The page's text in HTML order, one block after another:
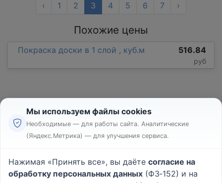
‹ 1 2 3 4 5 6 7 ›
Похожие цены
Покраска доски в 1 слой , куб.м 516.84
руб
Реклама
Пользовательское соглашение
Политика конфиденциальности
Мы используем файлы cookies
Необходимые — для работы сайта. Аналитические
(Яндекс.Метрика) — для улучшения сервиса.
Нажимая «Принять все», вы даёте согласие на
обработку персональных данных (ФЗ‑152) и на